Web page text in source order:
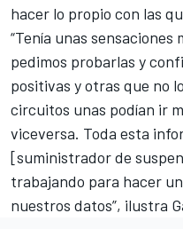
hacer lo propio con las
“Tenía unas sensaciones
pedimos probarlas y
positivas y otras que no
circuitos unas podían ir
viceversa. Toda esta
[suministrador de
trabajando para hacer
nuestros datos”, ilustra